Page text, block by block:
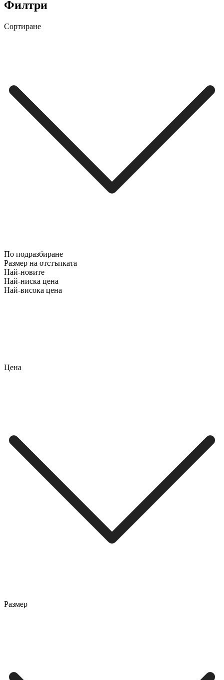
Филтри
Сортиране
По подразбиране
Размер на отстъпката
Най-новите
Най-ниска цена
Най-висока цена
Цена
Размер